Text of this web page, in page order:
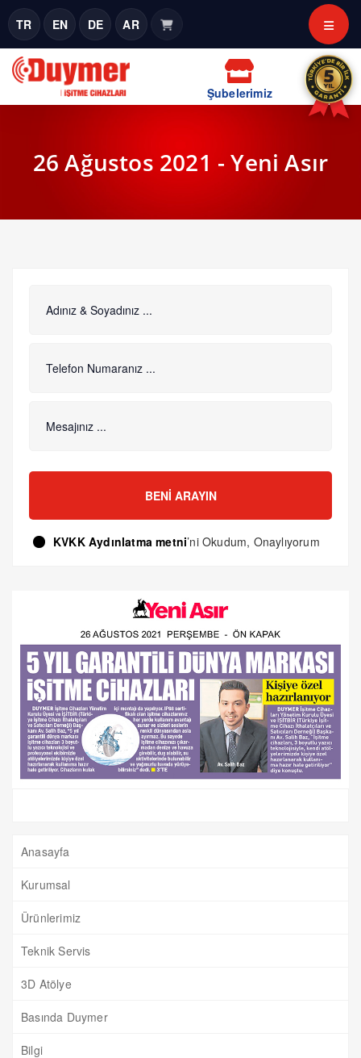
TR EN DE AR
Şubelerimiz
26 Ağustos 2021 - Yeni Asır
BENI ARAYIN
KVKK Aydınlatma metni’ni Okudum, Onaylıyorum
Anasayfa
Kurumsal
Ürünlerimiz
Teknik Servis
3D Atölye
Basında Duymer
Bilgi